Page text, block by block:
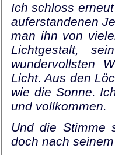
Ich schloss
auferstandenen
man ihn von
Lichtgestalt,
wundervollsten
Licht. Aus den
wie die Sonne.
und vollkommen.
Und die Stimme
doch nach